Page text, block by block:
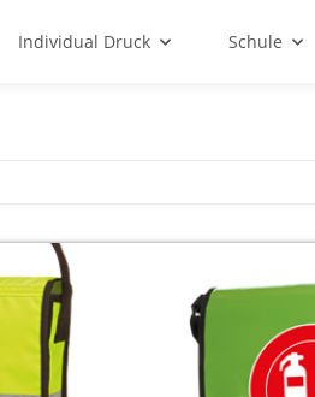
Individual Druck Schule